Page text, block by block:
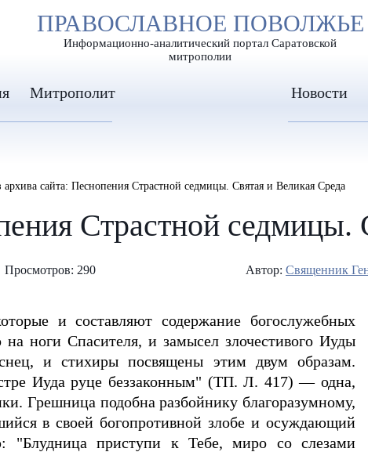
ШРИФТА А А А
ПРАВОСЛАВНОЕ ПОВОЛЖЬЕ
Информационно-аналитический портал Саратовской
митрополии
Митрополит Новости
архива сайта: Песнопения Страстной седмицы. Святая и Великая Среда
Страстной седмицы.
Просмотров: 290 Автор: Священник
и составляют содержание богослужебных
ноги Спасителя, и замысел злочестивого Иуды
и стихиры посвящены этим двум образам.
Иуда руце беззаконным" (ТП. Л. 417) — одна,
Грешница подобна разбойнику благоразумному,
в своей богопротивной злобе и осуждающий
приступи к Тебе, миро со слезами